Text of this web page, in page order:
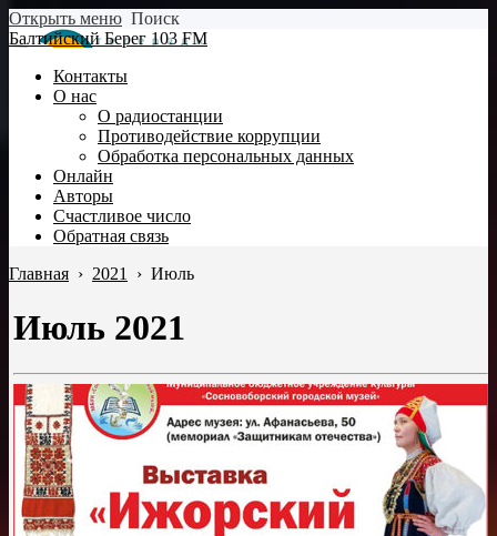
Открыть меню Поиск
Балтийский Берег 103 FM
Контакты
О нас
О радиостанции
Противодействие коррупции
Обработка персональных данных
Онлайн
Авторы
Счастливое число
Обратная связь
Главная › 2021 › Июль
Июль 2021